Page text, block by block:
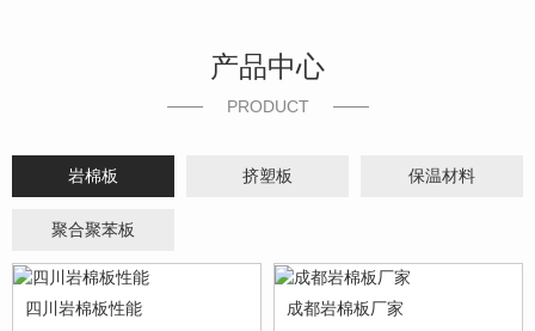
产品中心
PRODUCT
岩棉板 挤塑板 保温材料
聚合聚苯板
四川岩棉板性能 成都岩棉板厂家